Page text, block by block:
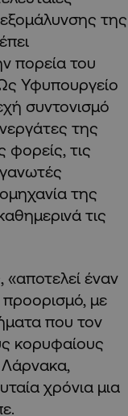
της
πορεία του
Υφυπουργείο
συντονισμό
της
τις
της
τις
έναν
προορισμό, με
που τον
κορυφαίους
χρόνια μια